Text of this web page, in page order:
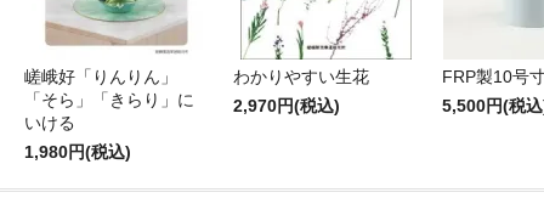
嵯峨好「りんりん」
「そら」「きらり」に
いける
1,980円(税込)
わかりやすい生花
2,970円(税込)
FRP製10号
5,500円(税